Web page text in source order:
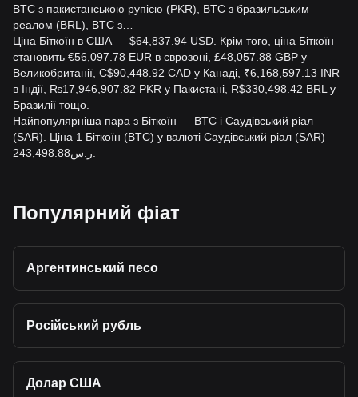
BTC з пакистанською рупією (PKR), BTC з бразильським
реалом (BRL), BTC з…
Ціна Біткоїн в США — $64,837.94 USD. Крім того, ціна Біткоїн
становить €56,097.78 EUR в єврозоні, £48,057.88 GBP у
Великобританії, C$90,448.92 CAD у Канаді, ₹6,168,597.13 INR
в Індії, ₨17,946,907.82 PKR у Пакистані, R$330,498.42 BRL у
Бразилії тощо.
Найпопулярніша пара з Біткоїн — BTC і Саудівський ріал
(SAR). Ціна 1 Біткоїн (BTC) у валюті Саудівський ріал (SAR) —
Популярний фіат
Аргентинський песо
Російський рубль
Долар США